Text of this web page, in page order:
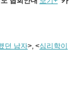
던 남자>, <심리학이